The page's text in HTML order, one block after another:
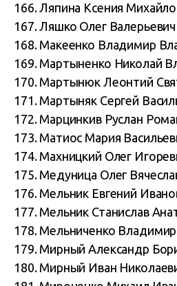
166. Ляпина Ксения
167. Ляшко Олег Валерьевич
168. Макеенко Владимир
169. Мартыненко Николай
170. Мартынюк Леонтий
171. Мартыняк Сергей
172. Марцинкив Руслан
173. Матиос Мария
174. Махницкий Олег
175. Медуница Олег
176. Мельник Евгений
177. Мельник Станислав
178. Мельниченко
179. Мирный Александр
180. Мирный Иван